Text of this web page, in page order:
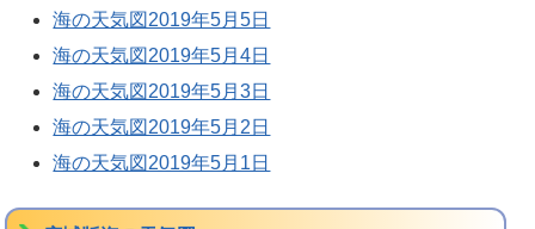
海の天気図2019年5月5日
海の天気図2019年5月4日
海の天気図2019年5月3日
海の天気図2019年5月2日
海の天気図2019年5月1日